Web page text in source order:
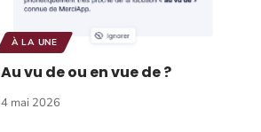
À LA UNE
Au vu de ou en vue de ?
4 mai 2026